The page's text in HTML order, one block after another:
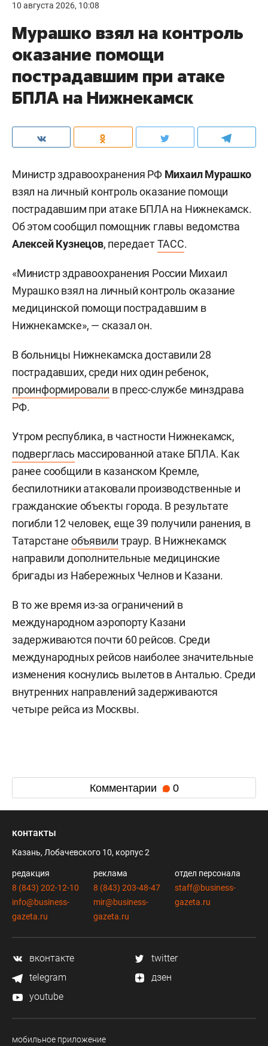
10 августа 2026, 10:08
Мурашко взял на контроль
оказание помощи
пострадавшим при атаке
БПЛА на Нижнекамск
Министр здравоохранения РФ Михаил Мурашко
взял на личный контроль оказание помощи
пострадавшим при атаке БПЛА на Нижнекамск.
Об этом сообщил помощник главы ведомства
Алексей Кузнецов, передаетТАСС.
«Министр здравоохранения России Михаил
Мурашко взял на личный контроль оказание
медицинской помощи пострадавшим в
Нижнекамске», — сказал он.
В больницы Нижнекамска доставили 28
пострадавших, среди них один ребенок,
проинформировали в пресс-службе минздрава
РФ.
Утром республика, в частности Нижнекамск,
подверглась массированной атаке БПЛА. Как
ранее сообщили в казанском Кремле,
беспилотники атаковали производственные и
гражданские объекты города. В результате
погибли 12 человек, еще 39 получили ранения, в
Татарстане объявили траур. В Нижнекамск
направили дополнительные медицинские
бригады из Набережных Челнов и Казани.
В то же время из-за ограничений в
международном аэропорту Казани
задерживаются почти 60 рейсов. Среди
международных рейсов наиболее значительные
изменения коснулись вылетов в Анталью. Среди
внутренних направлений задерживаются
четыре рейса из Москвы.
Комментарии 0
контакты
Казань, Лобачевского 10, корпус 2
редакция
8 (843) 202-12-10
info@business-
gazeta.ru
реклама
8 (843) 203-48-47
mir@business-
gazeta.ru
отдел персонала
staff@business-
gazeta.ru
вконтакте
twitter
telegram
дзен
youtube
мобильное приложение